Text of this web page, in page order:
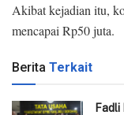
Akibat kejadian itu,
mencapai Rp50 juta.
Berita Terkait
Fadli